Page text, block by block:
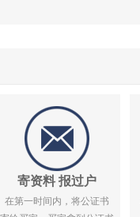
寄资料 报过户
在第一时间内，将公证书